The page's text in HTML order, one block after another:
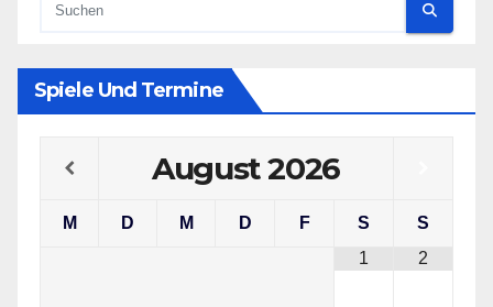
Spiele Und Termine
August2026
M D M D F S
S
1
2